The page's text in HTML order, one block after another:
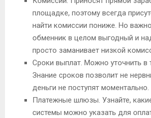
площадке, поэтому всегда
найти комиссии пониже. Но
обменник в целом выгодный и
просто заманивает низкой
Сроки выплат. Можно уточнить в
Знание сроков позволит не
деньги не поступят моментально.
Платежные шлюзы. Узнайте,
системы можно указать для